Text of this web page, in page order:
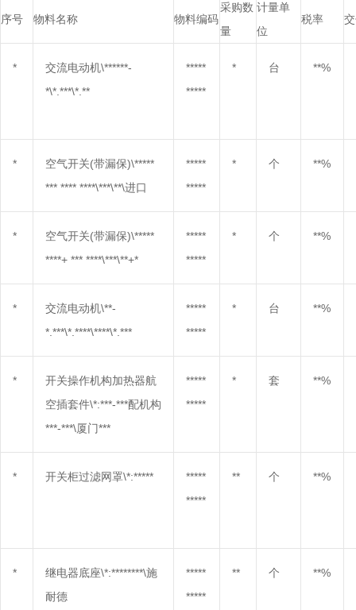
序号 物料名称 物料编码
采购数
量
计量单
位
税率
*
交流电动机\******-
*\*.***\*.**
*****
*****
* 台 **%
*
空气开关(带漏保)\*****
*** **** ****\***\**\进口
*****
*****
* 个 **%
*
空气开关(带漏保)\*****
****+ *** ****\***\**+*
*****
*****
* 个 **%
*
交流电动机\**-
*.***\*.****\****\*.***
*****
*****
* 台 **%
*
开关操作机构加热器航
空插套件\*:***-***配机构
***-***\厦门***
*****
*****
* 套 **%
* 开关柜过滤网罩\*:*****
*****
*****
** 个 **%
*
继电器底座\*:********\施
耐德
*****
*****
** 个 **%